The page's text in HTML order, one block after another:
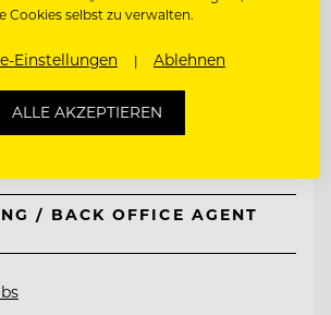
Ellmau
/ BACK OFFICE AGENT
Cookies selbst zu verwalten.
Einstellungen Ablehnen
ALLE AKZEPTIEREN